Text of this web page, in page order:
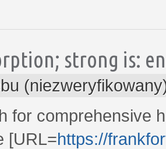
strong is:
for comprehensive
[URL=https://